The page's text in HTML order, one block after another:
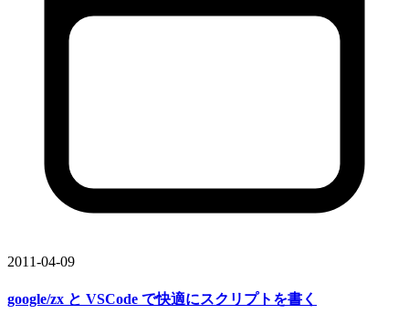
2011-04-09
google/zx と VSCode で快適にスクリプトを書く